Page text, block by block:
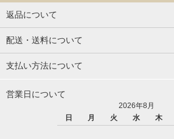
返品について
配送・送料について
支払い方法について
営業日について
2026年8月
日
月 火 水 木